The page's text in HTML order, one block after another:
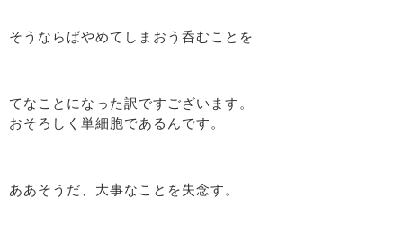
そうならばやめてしまおう呑むことを
てなことになった訳ですございます。
おそろしく単細胞であるんです。
ああそうだ、大事なことを失念す。